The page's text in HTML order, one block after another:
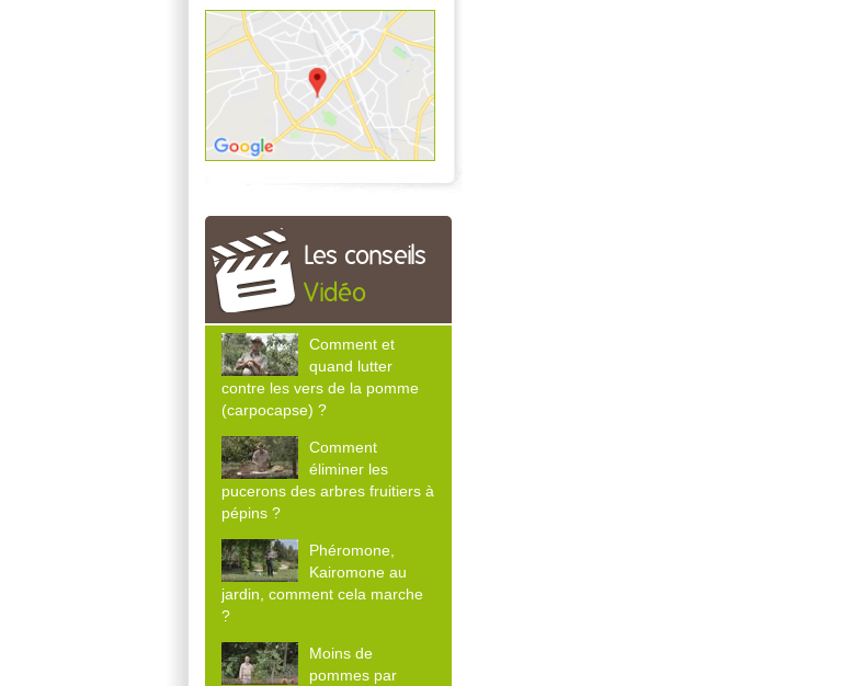
Les conseils
Vidéo
Comment et
quand lutter
contre les vers de la pomme
(carpocapse) ?
Comment
éliminer les
pucerons des arbres fruitiers à
pépins ?
Phéromone,
Kairomone au
jardin, comment cela marche
?
Moins de
pommes par